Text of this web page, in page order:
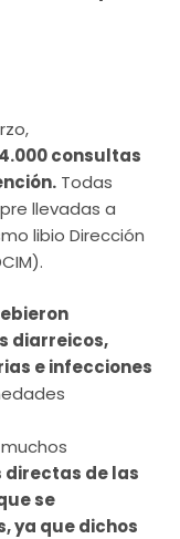
consultas
Todas
llevadas a
libio Dirección
diarreicos,
e infecciones
directas de las
se
ya que dichos